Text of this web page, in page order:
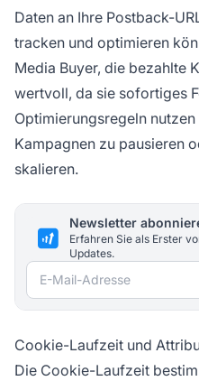
Daten an Ihre Postback-
tracken und optimieren
Media Buyer, die bezahlte
wertvoll, da sie sofortiges
Optimierungsregeln
Kampagnen zu pausieren
skalieren.
Newsletter
Erfahren Sie als Erster
Updates.
E-Mail-Adresse
Cookie-Laufzeit und
Die Cookie-Laufzeit